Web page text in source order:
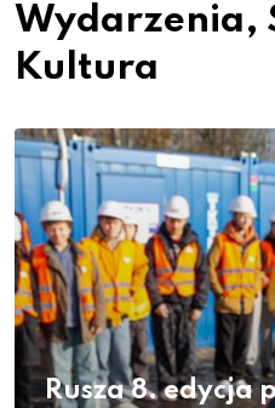
Wydarzenia,
Kultura
Rusza 8. edycja